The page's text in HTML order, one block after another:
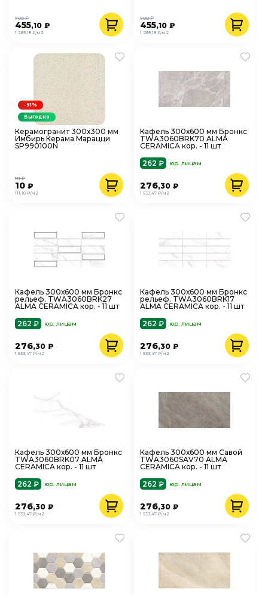
1 265,18 ₽/м2
455,10 ₽
700 ₽
1 265,18 ₽/м2
455,10 ₽
700 ₽
Керамогранит 300х300 мм
Имбирь Керама Марацци
SP990100N
111,10 ₽/м2
10 ₽
111 ₽
-91%
Выгодно
Кафель 300х600 мм Бронкс
TWA3060BRK70 ALMA
CERAMICA кор. - 11 шт
262 ₽
юр. лицам
1 533,47 ₽/м2
276,30 ₽
Кафель 300х600 мм Бронкс
рельеф. TWA3060BRK27
ALMA CERAMICA кор. - 11 шт
262 ₽
юр. лицам
1 533,47 ₽/м2
276,30 ₽
Кафель 300х600 мм Бронкс
рельеф. TWA3060BRK17
ALMA CERAMICA кор. - 11 шт
262 ₽
юр. лицам
1 533,47 ₽/м2
276,30 ₽
Кафель 300х600 мм Бронкс
TWA3060BRK07 ALMA
CERAMICA кор. - 11 шт
262 ₽
юр. лицам
1 533,47 ₽/м2
276,30 ₽
Кафель 300х600 мм Савой
TWA3060SAV70 ALMA
CERAMICA кор. - 11 шт
262 ₽
юр. лицам
1 533,47 ₽/м2
276,30 ₽